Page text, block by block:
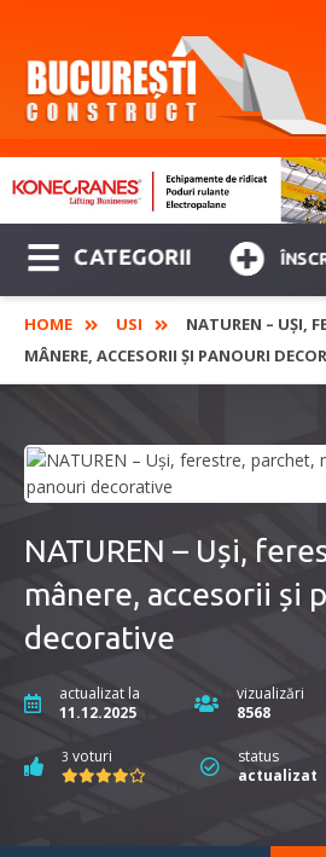
CATEGORII
HOME USI
NATUREN – UȘI,
MÂNERE, ACCESORII ȘI PANOURI
NATUREN – Uși,
mânere, accesorii și
decorative
actualizat la
11.12.2025
vizualizări
8568
3 voturi
status
actualizat